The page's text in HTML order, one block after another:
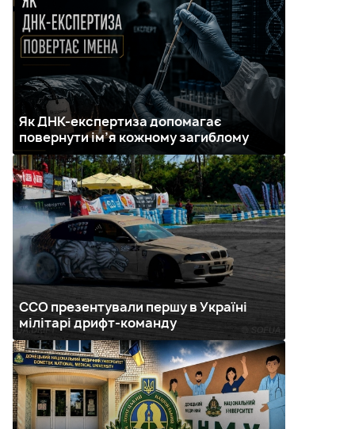
Як ДНК-експертиза допомагає
повернути ім’я кожному загиблому
ССО презентували першу в Україні
мілітарі дрифт-команду